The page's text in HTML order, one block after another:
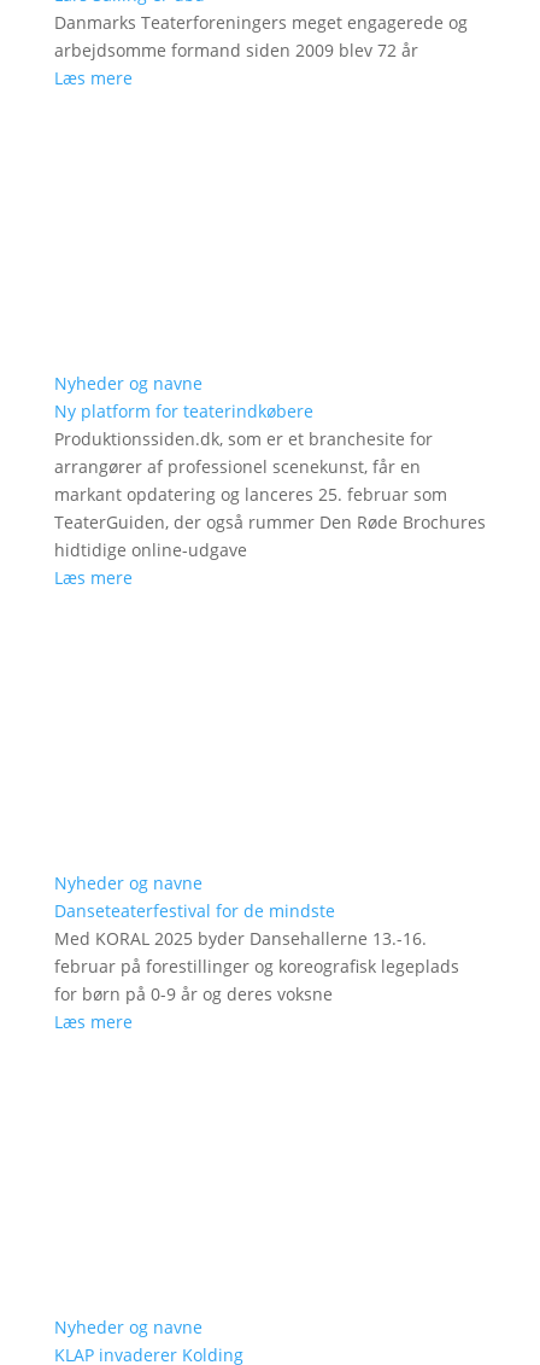
Danmarks Teaterforeningers meget engagerede og
arbejdsomme formand siden 2009 blev 72 år
Læs mere
Nyheder og navne
Ny platform for teaterindkøbere
Produktionssiden.dk, som er et branchesite for
arrangører af professionel scenekunst, får en
markant opdatering og lanceres 25. februar som
TeaterGuiden, der også rummer Den Røde Brochures
hidtidige online-udgave
Læs mere
Nyheder og navne
Danseteaterfestival for de mindste
Med KORAL 2025 byder Dansehallerne 13.-16.
februar på forestillinger og koreografisk legeplads
for børn på 0-9 år og deres voksne
Læs mere
Nyheder og navne
KLAP invaderer Kolding